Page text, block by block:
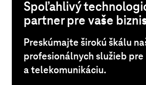
Spoľahlivý
partner pre vaše
Preskúmajte širokú škálu
profesionálnych služieb pre
a telekomunikáciu.